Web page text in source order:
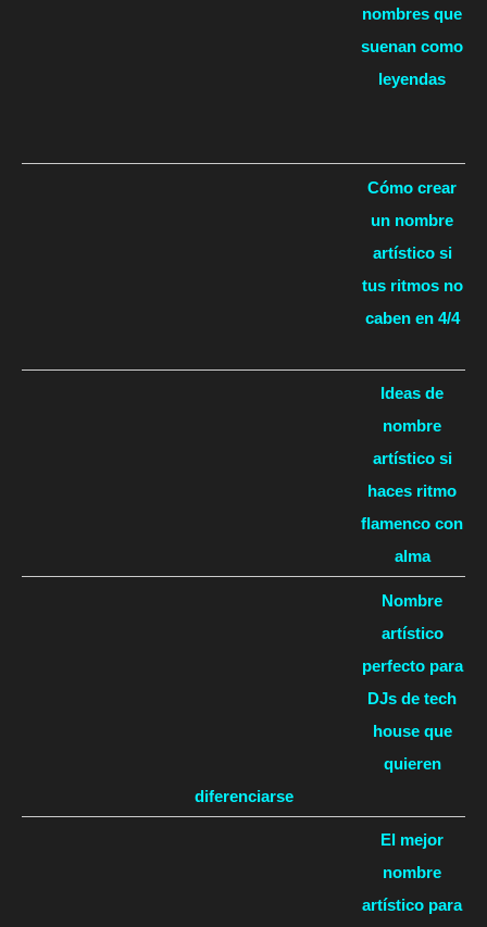
nombres que
suenan como
leyendas
Cómo crear
un nombre
artístico si
tus ritmos no
caben en 4/4
Ideas de
nombre
artístico si
haces ritmo
flamenco con
alma
Nombre
artístico
perfecto para
DJs de tech
house que
quieren
diferenciarse
El mejor
nombre
artístico para